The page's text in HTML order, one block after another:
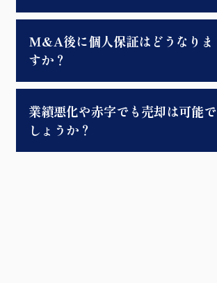
M&A後に個人保証はどうなりま
すか？
業績悪化や赤字でも売却は可能で
しょうか？